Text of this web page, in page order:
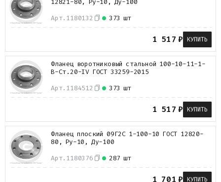
Арт. 1180132 373 шт
12821-80, Ру-10, Ду-100
1 517 ₽ КУПИТЬ
Арт. 1184512 373 шт
Фланец воротниковый стальной 100-10-11-1-
B-Ст.20-IV ГОСТ 33259-2015
1 517 ₽ КУПИТЬ
Арт. 1180376 287 шт
Фланец плоский 09Г2С 1-100-10 ГОСТ 12820-
80, Ру-10, Ду-100
1 701 ₽ КУПИТЬ